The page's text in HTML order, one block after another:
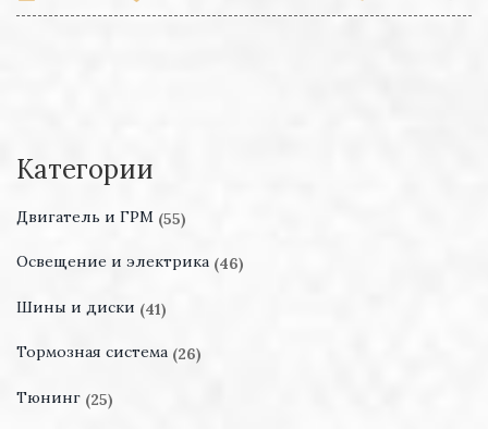
Категории
Двигатель и ГРМ (55)
Освещение и электрика (46)
Шины и диски (41)
Тормозная система (26)
Тюнинг (25)